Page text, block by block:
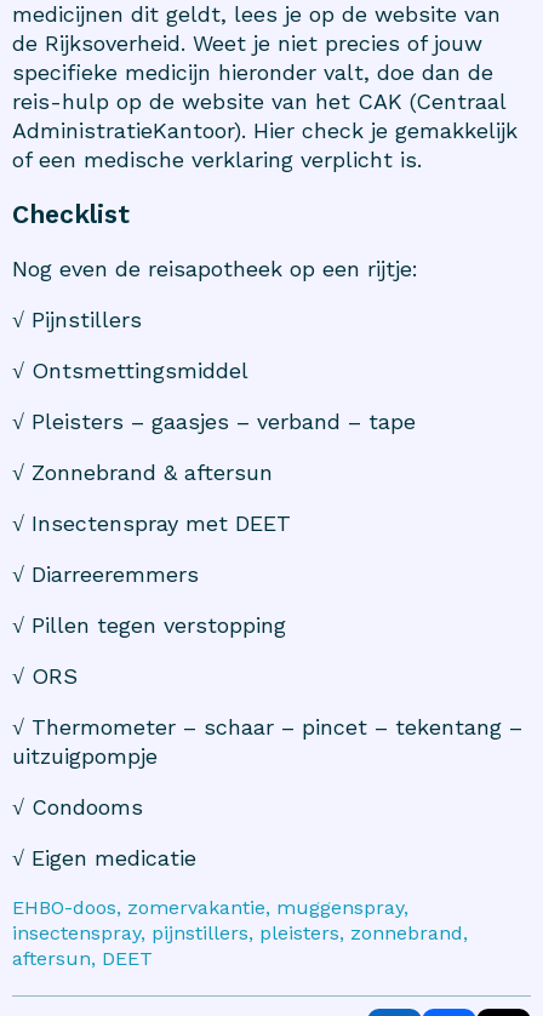
medicijnen dit geldt, lees je op de website van
de Rijksoverheid. Weet je niet precies of jouw
specifieke medicijn hieronder valt, doe dan de
reis-hulp op de website van het CAK (Centraal
AdministratieKantoor). Hier check je gemakkelijk
of een medische verklaring verplicht is.
Checklist
Nog even de reisapotheek op een rijtje:
√ Pijnstillers
√ Ontsmettingsmiddel
√ Pleisters – gaasjes – verband – tape
√ Zonnebrand & aftersun
√ Insectenspray met DEET
√ Diarreeremmers
√ Pillen tegen verstopping
√ ORS
√ Thermometer – schaar – pincet – tekentang –
uitzuigpompje
√ Condooms
√ Eigen medicatie
EHBO-doos, zomervakantie, muggenspray,
insectenspray, pijnstillers, pleisters, zonnebrand,
aftersun, DEET